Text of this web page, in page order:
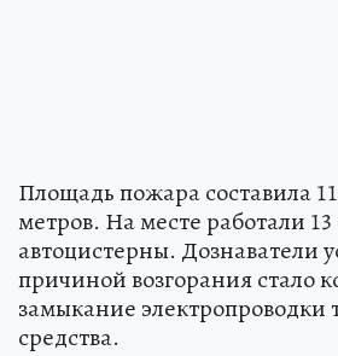
Площадь пожара составила
метров. На месте работали 13
автоцистерны. Дознаватели
причиной возгорания стало
замыкание электропроводки
средства.